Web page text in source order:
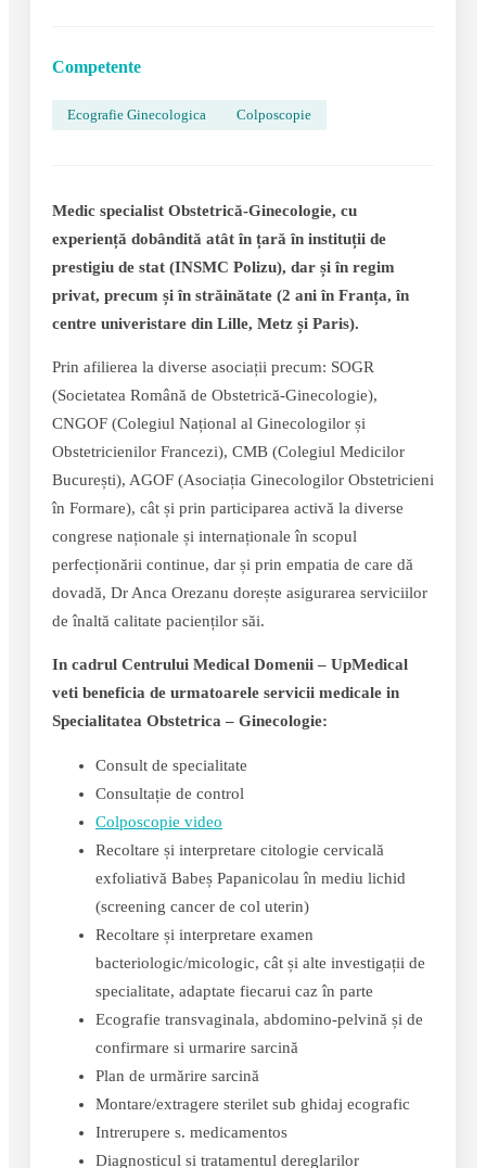
Competente
Ecografie Ginecologica Colposcopie
Medic specialist Obstetrică-Ginecologie, cu
experiență dobândită atât în țară în instituții de
prestigiu de stat (INSMC Polizu), dar și în regim
privat, precum și în străinătate (2 ani în Franța, în
centre univeristare din Lille, Metz și Paris).
Prin afilierea la diverse asociații precum: SOGR
(Societatea Română de Obstetrică-Ginecologie),
CNGOF (Colegiul Național al Ginecologilor și
Obstetricienilor Francezi), CMB (Colegiul Medicilor
București), AGOF (Asociația Ginecologilor Obstetricieni
în Formare), cât și prin participarea activă la diverse
congrese naționale și internaționale în scopul
perfecționării continue, dar și prin empatia de care dă
dovadă, Dr Anca Orezanu dorește asigurarea serviciilor
de înaltă calitate pacienților săi.
In cadrul Centrului Medical Domenii – UpMedical
veti beneficia de urmatoarele servicii medicale in
Specialitatea Obstetrica – Ginecologie:
Consult de specialitate
Consultație de control
Colposcopie video
Recoltare și interpretare citologie cervicală
exfoliativă Babeș Papanicolau în mediu lichid
(screening cancer de col uterin)
Recoltare și interpretare examen
bacteriologic/micologic, cât și alte investigații de
specialitate, adaptate fiecarui caz în parte
Ecografie transvaginala, abdomino-pelvină și de
confirmare si urmarire sarcină
Plan de urmărire sarcină
Montare/extragere sterilet sub ghidaj ecografic
Intrerupere s. medicamentos
Diagnosticul si tratamentul dereglarilor